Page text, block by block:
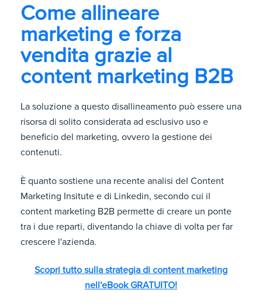
Come allineare
marketing e forza
vendita grazie al
content marketing B2B
La soluzione a questo disallineamento può essere una
risorsa di solito considerata ad esclusivo uso e
beneficio del marketing, ovvero la gestione dei
contenuti.
È quanto sostiene una recente analisi del Content
Marketing Insitute e di Linkedin, secondo cui il
content marketing B2B permette di creare un ponte
tra i due reparti, diventando la chiave di volta per far
crescere l'azienda.
Scopri tutto sulla strategia di content marketing
nell'eBook GRATUITO!